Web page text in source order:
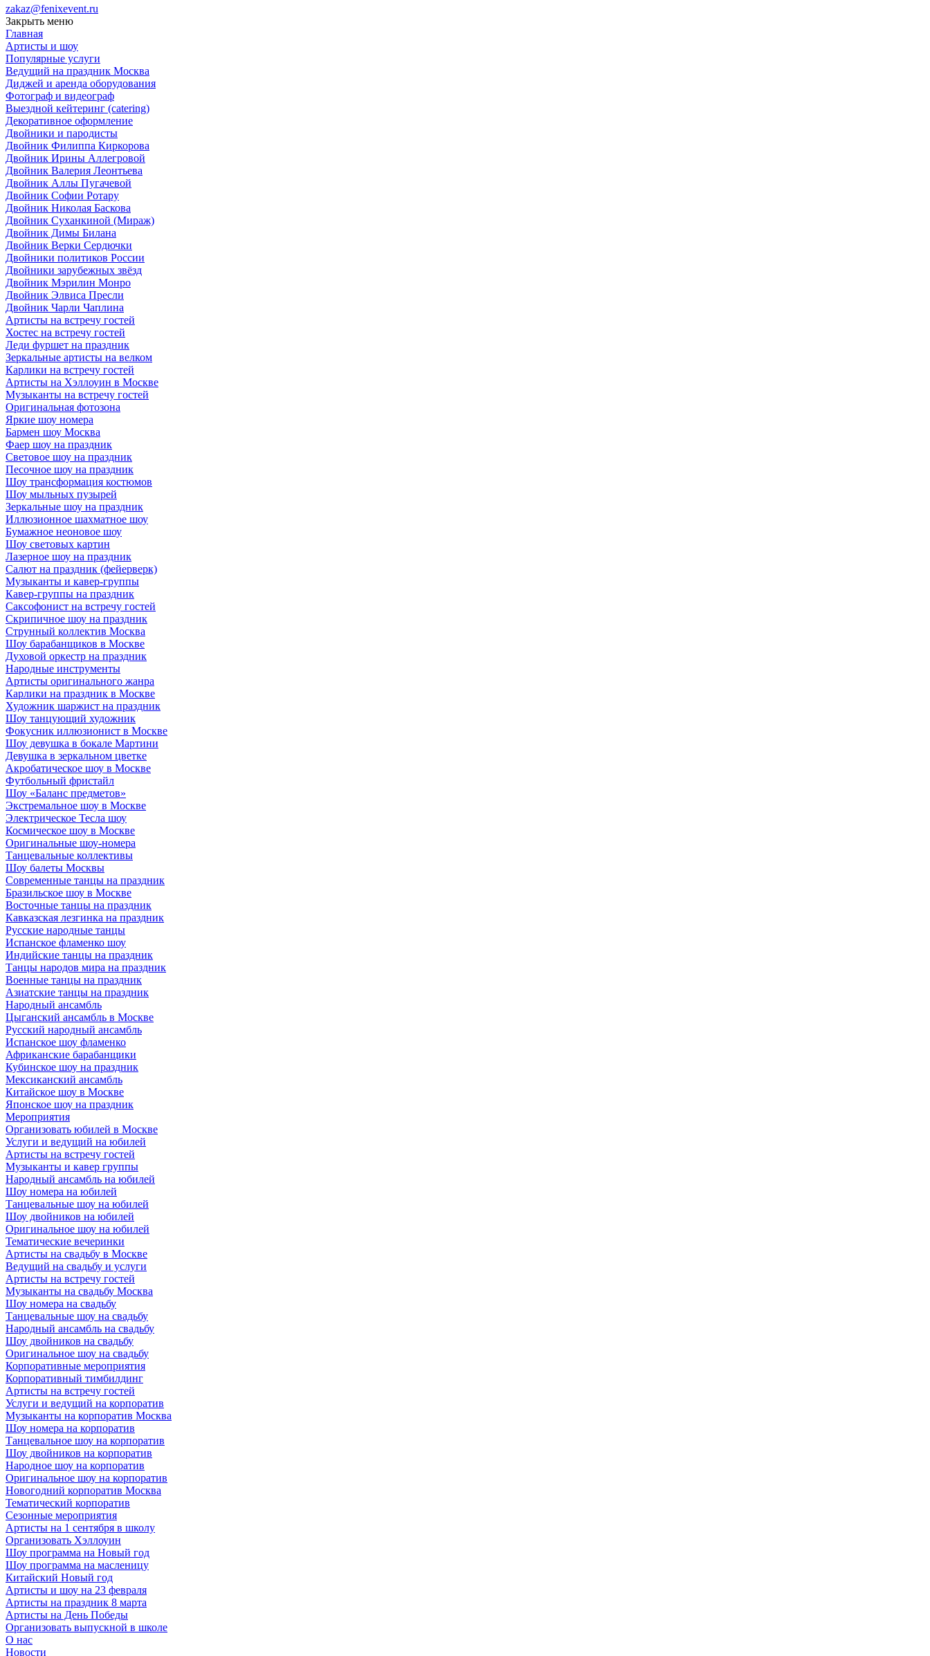
zakaz@fenixevent.ru
Закрыть меню
Главная
Артисты и шоу
Популярные услуги
Ведущий на праздник Москва
Диджей и аренда оборудования
Фотограф и видеограф
Выездной кейтеринг (catering)
Декоративное оформление
Двойники и пародисты
Двойник Филиппа Киркорова
Двойник Ирины Аллегровой
Двойник Валерия Леонтьева
Двойник Аллы Пугачевой
Двойник Софии Ротару
Двойник Николая Баскова
Двойник Суханкиной (Мираж)
Двойник Димы Билана
Двойник Верки Сердючки
Двойники политиков России
Двойники зарубежных звёзд
Двойник Мэрилин Монро
Двойник Элвиса Пресли
Двойник Чарли Чаплина
Артисты на встречу гостей
Хостес на встречу гостей
Леди фуршет на праздник
Зеркальные артисты на велком
Карлики на встречу гостей
Артисты на Хэллоуин в Москве
Музыканты на встречу гостей
Оригинальная фотозона
Яркие шоу номера
Бармен шоу Москва
Фаер шоу на праздник
Световое шоу на праздник
Песочное шоу на праздник
Шоу трансформация костюмов
Шоу мыльных пузырей
Зеркальные шоу на праздник
Иллюзионное шахматное шоу
Бумажное неоновое шоу
Шоу световых картин
Лазерное шоу на праздник
Салют на праздник (фейерверк)
Музыканты и кавер-группы
Кавер-группы на праздник
Саксофонист на встречу гостей
Скрипичное шоу на праздник
Струнный коллектив Москва
Шоу барабанщиков в Москве
Духовой оркестр на праздник
Народные инструменты
Артисты оригинального жанра
Карлики на праздник в Москве
Художник шаржист на праздник
Шоу танцующий художник
Фокусник иллюзионист в Москве
Шоу девушка в бокале Мартини
Девушка в зеркальном цветке
Акробатическое шоу в Москве
Футбольный фристайл
Шоу «Баланс предметов»
Экстремальное шоу в Москве
Электрическое Тесла шоу
Космическое шоу в Москве
Оригинальные шоу-номера
Танцевальные коллективы
Шоу балеты Москвы
Современные танцы на праздник
Бразильское шоу в Москве
Восточные танцы на праздник
Кавказская лезгинка на праздник
Русские народные танцы
Испанское фламенко шоу
Индийские танцы на праздник
Танцы народов мира на праздник
Военные танцы на праздник
Азиатские танцы на праздник
Народный ансамбль
Цыганский ансамбль в Москве
Русский народный ансамбль
Испанское шоу фламенко
Африканские барабанщики
Кубинское шоу на праздник
Мексиканский ансамбль
Китайское шоу в Москве
Японское шоу на праздник
Мероприятия
Организовать юбилей в Москве
Услуги и ведущий на юбилей
Артисты на встречу гостей
Музыканты и кавер группы
Народный ансамбль на юбилей
Шоу номера на юбилей
Танцевальные шоу на юбилей
Шоу двойников на юбилей
Оригинальное шоу на юбилей
Тематические вечеринки
Артисты на свадьбу в Москве
Ведущий на свадьбу и услуги
Артисты на встречу гостей
Музыканты на свадьбу Москва
Шоу номера на свадьбу
Танцевальные шоу на свадьбу
Народный ансамбль на свадьбу
Шоу двойников на свадьбу
Оригинальное шоу на свадьбу
Корпоративные мероприятия
Корпоративный тимбилдинг
Артисты на встречу гостей
Услуги и ведущий на корпоратив
Музыканты на корпоратив Москва
Шоу номера на корпоратив
Танцевальное шоу на корпоратив
Шоу двойников на корпоратив
Народное шоу на корпоратив
Оригинальное шоу на корпоратив
Новогодний корпоратив Москва
Тематический корпоратив
Сезонные мероприятия
Артисты на 1 сентября в школу
Организовать Хэллоуин
Шоу программа на Новый год
Шоу программа на масленицу
Китайский Новый год
Артисты и шоу на 23 февраля
Артисты на праздник 8 марта
Артисты на День Победы
Организовать выпускной в школе
О нас
Новости